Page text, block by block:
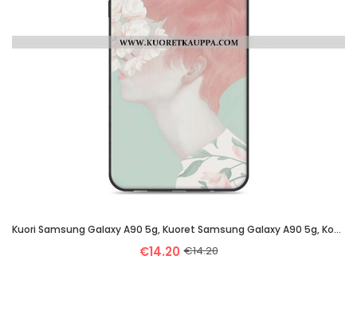
Kuori Samsung Galaxy A90 5g, Kuoret Samsung Galaxy A90 5g, Kotelo Samsung Galaxy A90 5g Persoonallis
€14.20 €14.20